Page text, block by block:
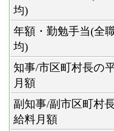
均)
年額・勤勉手当(全
均)
知事/市区町村長の
月額
副知事/副市区町村
給料月額